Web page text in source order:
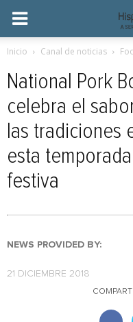
Inicio Canal de noticias
National Pork
celebra el
las tradiciones
esta temporada
festiva
NEWS PROVIDED BY:
21 DICIEMBRE 2018